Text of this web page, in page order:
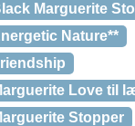
Marguerite
Nature**
Love til
Stopper